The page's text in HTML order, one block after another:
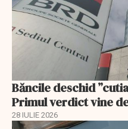
Băncile deschid
Primul verdict vine
28 IULIE 2026